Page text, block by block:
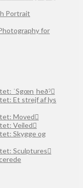
Portrait
for
ˈSgœnˌheðˀ
Et strejf af lys
Moved
Veiled
Skygge og
Sculptures